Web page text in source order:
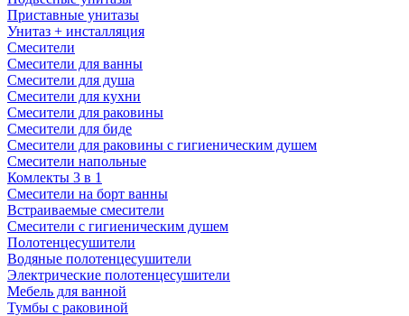
Приставные унитазы
Унитаз + инсталляция
Смесители
Смесители для ванны
Смесители для душа
Смесители для кухни
Смесители для раковины
Смесители для биде
Смесители для раковины с гигиеническим душем
Смесители напольные
Комлекты 3 в 1
Смесители на борт ванны
Встраиваемые смесители
Смесители с гигиеническим душем
Полотенцесушители
Водяные полотенцесушители
Электрические полотенцесушители
Мебель для ванной
Тумбы с раковиной